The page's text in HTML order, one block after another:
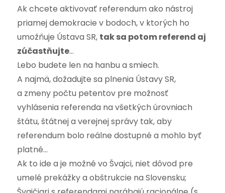
Ak chcete aktivovať referendum ako nástroj
priamej demokracie v bodoch, v ktorých ho
umožňuje Ústava SR, tak sa potom referend aj
zúčastňujte…
Lebo budete len na hanbu a smiech.
A najmä, dožadujte sa plnenia Ústavy SR,
a zmeny počtu petentov pre možnosť
vyhlásenia referenda na všetkých úrovniach
štátu, štátnej a verejnej správy tak, aby
referendum bolo reálne dostupné a mohlo byť
platné…
Ak to ide a je možné vo Švajci, niet dôvod pre
umelé prekážky a obštrukcie na Slovensku;